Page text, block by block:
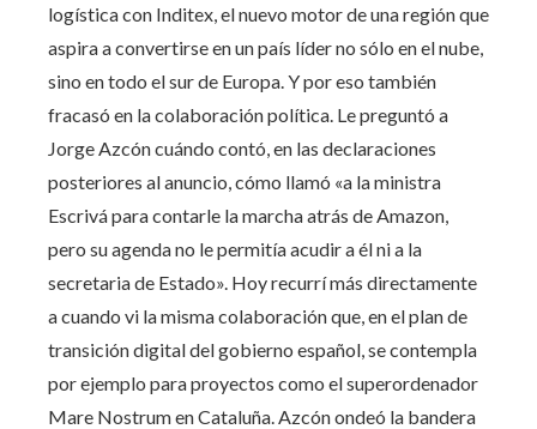
logística con Inditex, el nuevo motor de una región que
aspira a convertirse en un país líder no sólo en el nube,
sino en todo el sur de Europa. Y por eso también
fracasó en la colaboración política. Le preguntó a
Jorge Azcón cuándo contó, en las declaraciones
posteriores al anuncio, cómo llamó «a la ministra
Escrivá para contarle la marcha atrás de Amazon,
pero su agenda no le permitía acudir a él ni a la
secretaria de Estado». Hoy recurrí más directamente
a cuando vi la misma colaboración que, en el plan de
transición digital del gobierno español, se contempla
por ejemplo para proyectos como el superordenador
Mare Nostrum en Cataluña. Azcón ondeó la bandera